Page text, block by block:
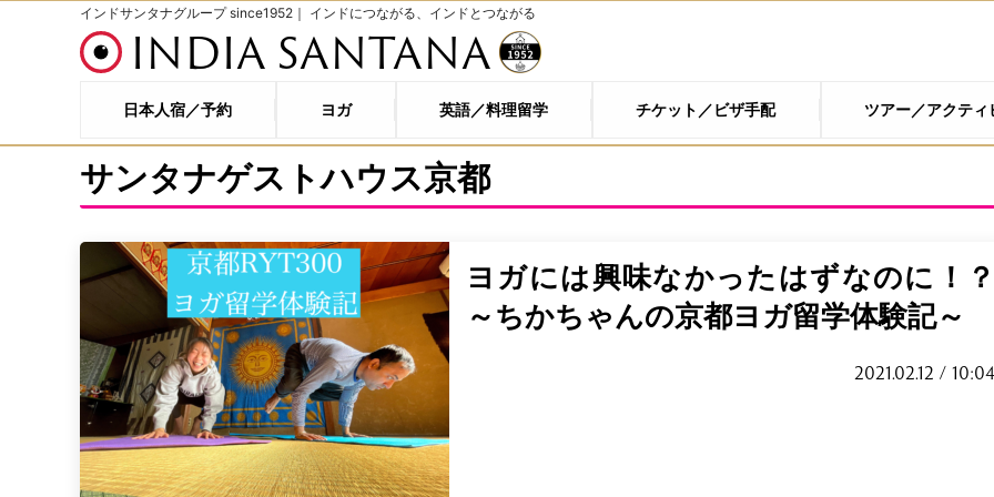
インドサンタナグループ since1952｜ インドにつながる、インドとつながる
INDIA SANTANA
日本人宿／予約 ヨガ 英語／料理留学 チケット／ビザ手配 ツアー／アクティ
サンタナゲストハウス京都
ヨガには興味なかったはずなのに！？
～ちかちゃんの京都ヨガ留学体験記～
2021.02.12 / 10:04